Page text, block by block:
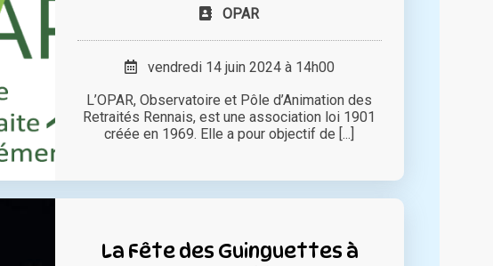
OPAR
vendredi 14 juin 2024 à 14h00
L’OPAR, Observatoire et Pôle d’Animation des
Retraités Rennais, est une association loi 1901
créée en 1969. Elle a pour objectif de [...]
La Fête des Guinguettes à